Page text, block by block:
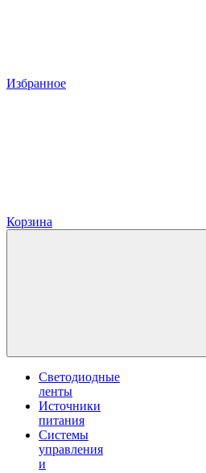
Избранное
Корзина
Светодиодные
ленты
Источники
питания
Системы
управления
и